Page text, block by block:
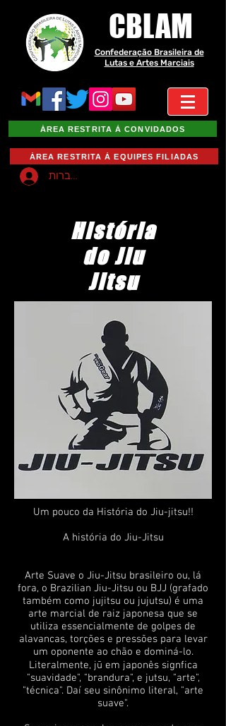
CBLAM
Confederação Brasileira de
Lutas e Artes Marciais
ÁREA RESTRITA À CONVIDADOS
ÁREA RESTRITA À EQUIPES FILIADAS
להתחברות
História
do Jiu
Jitsu
Um pouco da História do Jiu-jitsu!!
A história do Jiu-Jitsu
Arte Suave o Jiu-Jitsu brasileiro ou, lá
fora, o Brazilian Jiu-Jitsu ou BJJ (grafado
também como jujitsu ou jujutsu) é uma
arte marcial de raiz japonesa que se
utiliza essencialmente de golpes de
alavancas, torções e pressões para levar
um oponente ao chão e dominá-lo.
Literalmente, jū em japonês signfica
"suavidade", "brandura", e jutsu, "arte",
"técnica". Daí seu sinônimo literal, "arte
suave".